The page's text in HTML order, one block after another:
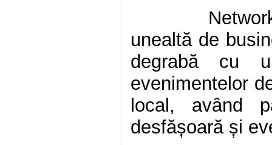
Networking-
unealtă de
degrabă cu
evenimentelor
local, având
desfășoară și